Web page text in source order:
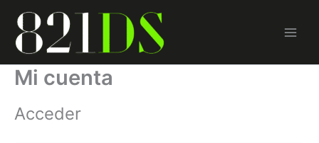
contenido
Mi cuenta
Acceder